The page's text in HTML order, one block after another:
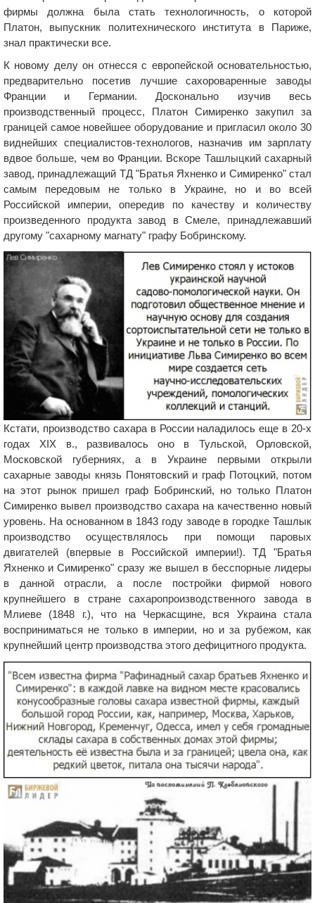
фирмы должна была стать технологичность, о которой
Платон, выпускник политехнического института в Париже,
знал практически все.
К новому делу он отнесся с европейской основательностью,
предварительно посетив лучшие сахороваренные заводы
Франции и Германии. Досконально изучив весь
производственный процесс, Платон Симиренко закупил за
границей самое новейшее оборудование и пригласил около 30
виднейших специалистов-технологов, назначив им зарплату
вдвое больше, чем во Франции. Вскоре Ташлыцкий сахарный
завод, принадлежащий ТД "Братья Яхненко и Симиренко" стал
самым передовым не только в Украине, но и во всей
Российской империи, опередив по качеству и количеству
произведенного продукта завод в Смеле, принадлежавший
другому "сахарному магнату" графу Бобринскому.
Кстати, производство сахара в России наладилось еще в 20-х
годах ХІХ в., развивалось оно в Тульской, Орловской,
Московской губерниях, а в Украине первыми открыли
сахарные заводы князь Понятовский и граф Потоцкий, потом
на этот рынок пришел граф Бобринский, но только Платон
Симиренко вывел производство сахара на качественно новый
уровень. На основанном в 1843 году заводе в городке Ташлык
производство осуществлялось при помощи паровых
двигателей (впервые в Российской империи!). ТД "Братья
Яхненко и Симиренко" сразу же вышел в бесспорные лидеры
в данной отрасли, а после постройки фирмой нового
крупнейшего в стране сахаропроизводственного завода в
Млиеве (1848 г.), что на Черкасщине, вся Украина стала
восприниматься не только в империи, но и за рубежом, как
крупнейший центр производства этого дефицитного продукта.